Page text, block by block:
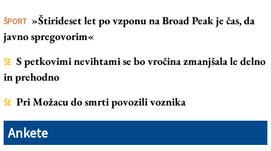
ŠPORT »Štirideset let po vzponu na Broad Peak je čas, da
javno spregovorim«
ŠE S petkovimi nevihtami se bo vročina zmanjšala le delno
in prehodno
ŠE Pri Možacu do smrti povozili voznika
Ankete